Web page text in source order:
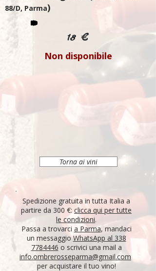
88/D, Parma)
18 €
Non disponibile
Torna ai vini
Spedizione gratuita in tutta Italia a
partire da 300 €:clicca qui per tutte
le condizioni.
Passa a trovarci a Parma, mandaci
un messaggioWhatsApp al 338
7784446 o scrivici una mail a
info.ombrerosseparma@gmail.com
per acquistare il tuo vino!